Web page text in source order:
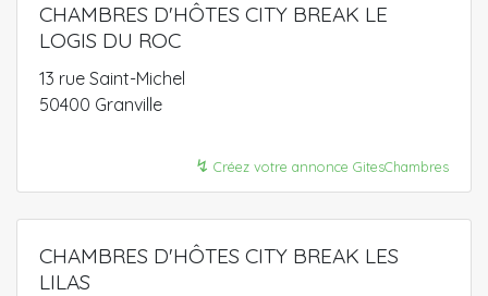
CHAMBRES D'HÔTES CITY BREAK LE
LOGIS DU ROC
13 rue Saint-Michel
50400 Granville
↯ Créez votre annonce GitesChambres
CHAMBRES D'HÔTES CITY BREAK LES
LILAS